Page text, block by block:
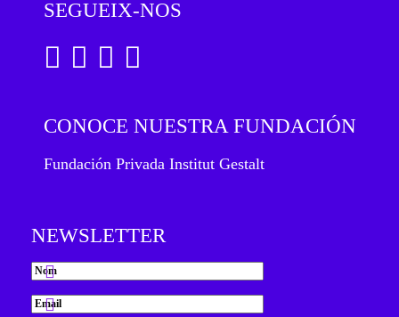
SEGUEIX-NOS
CONOCE NUESTRA FUNDACIÓN
Fundación Privada Institut Gestalt
NEWSLETTER